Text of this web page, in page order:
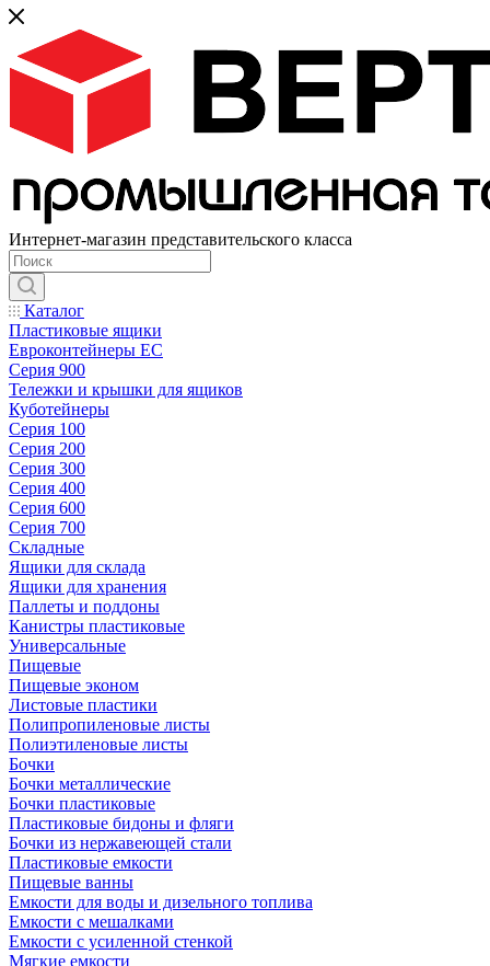
Интернет-магазин представительского класса
Каталог
Пластиковые ящики
Евроконтейнеры ЕС
Серия 900
Тележки и крышки для ящиков
Куботейнеры
Серия 100
Серия 200
Серия 300
Серия 400
Серия 600
Серия 700
Складные
Ящики для склада
Ящики для хранения
Паллеты и поддоны
Канистры пластиковые
Универсальные
Пищевые
Пищевые эконом
Листовые пластики
Полипропиленовые листы
Полиэтиленовые листы
Бочки
Бочки металлические
Бочки пластиковые
Пластиковые бидоны и фляги
Бочки из нержавеющей стали
Пластиковые емкости
Пищевые ванны
Емкости для воды и дизельного топлива
Емкости с мешалками
Емкости с усиленной стенкой
Мягкие емкости